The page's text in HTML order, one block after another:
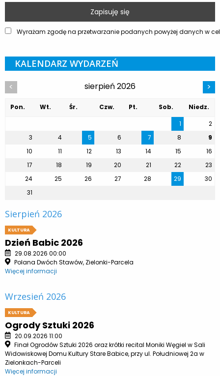
Wyrażam zgodę na przetwarzanie podanych powyżej danych w
KALENDARZ WYDARZEŃ
< sierpień 2026 >
Pon. Wt. Śr. Czw. Pt. Sob.
Niedz.
1
2
3
4 5 6 7 8
9
10
11 12 13 14 15
16
17
18 19 20 21 22
23
24
25 26 27 28 29
30
31
Sierpień 2026
KULTURA
Dzień Babic 2026
29.08.2026 00:00
Polana Dwóch Stawów, Zielonki-Parcela
Więcej informacji
Wrzesień 2026
KULTURA
Ogrody Sztuki 2026
20.09.2026 11:00
Finał Ogrodów Sztuki 2026 oraz krótki recital Moniki Węgiel w Sali
Widowiskowej Domu Kultury Stare Babice, przy ul. Południowej 2a w
Zielonkach-Parceli
Więcej informacji